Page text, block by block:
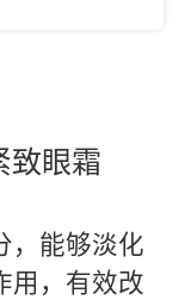
致眼霜
，能够淡化
用，有效改